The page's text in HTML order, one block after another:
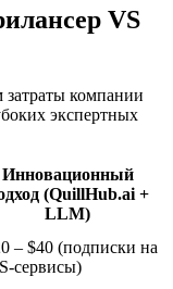
VS
компании
экспертных
Инновационный
(QuillHub.ai +
LLM)
– $40 (подписки на
сервисы)